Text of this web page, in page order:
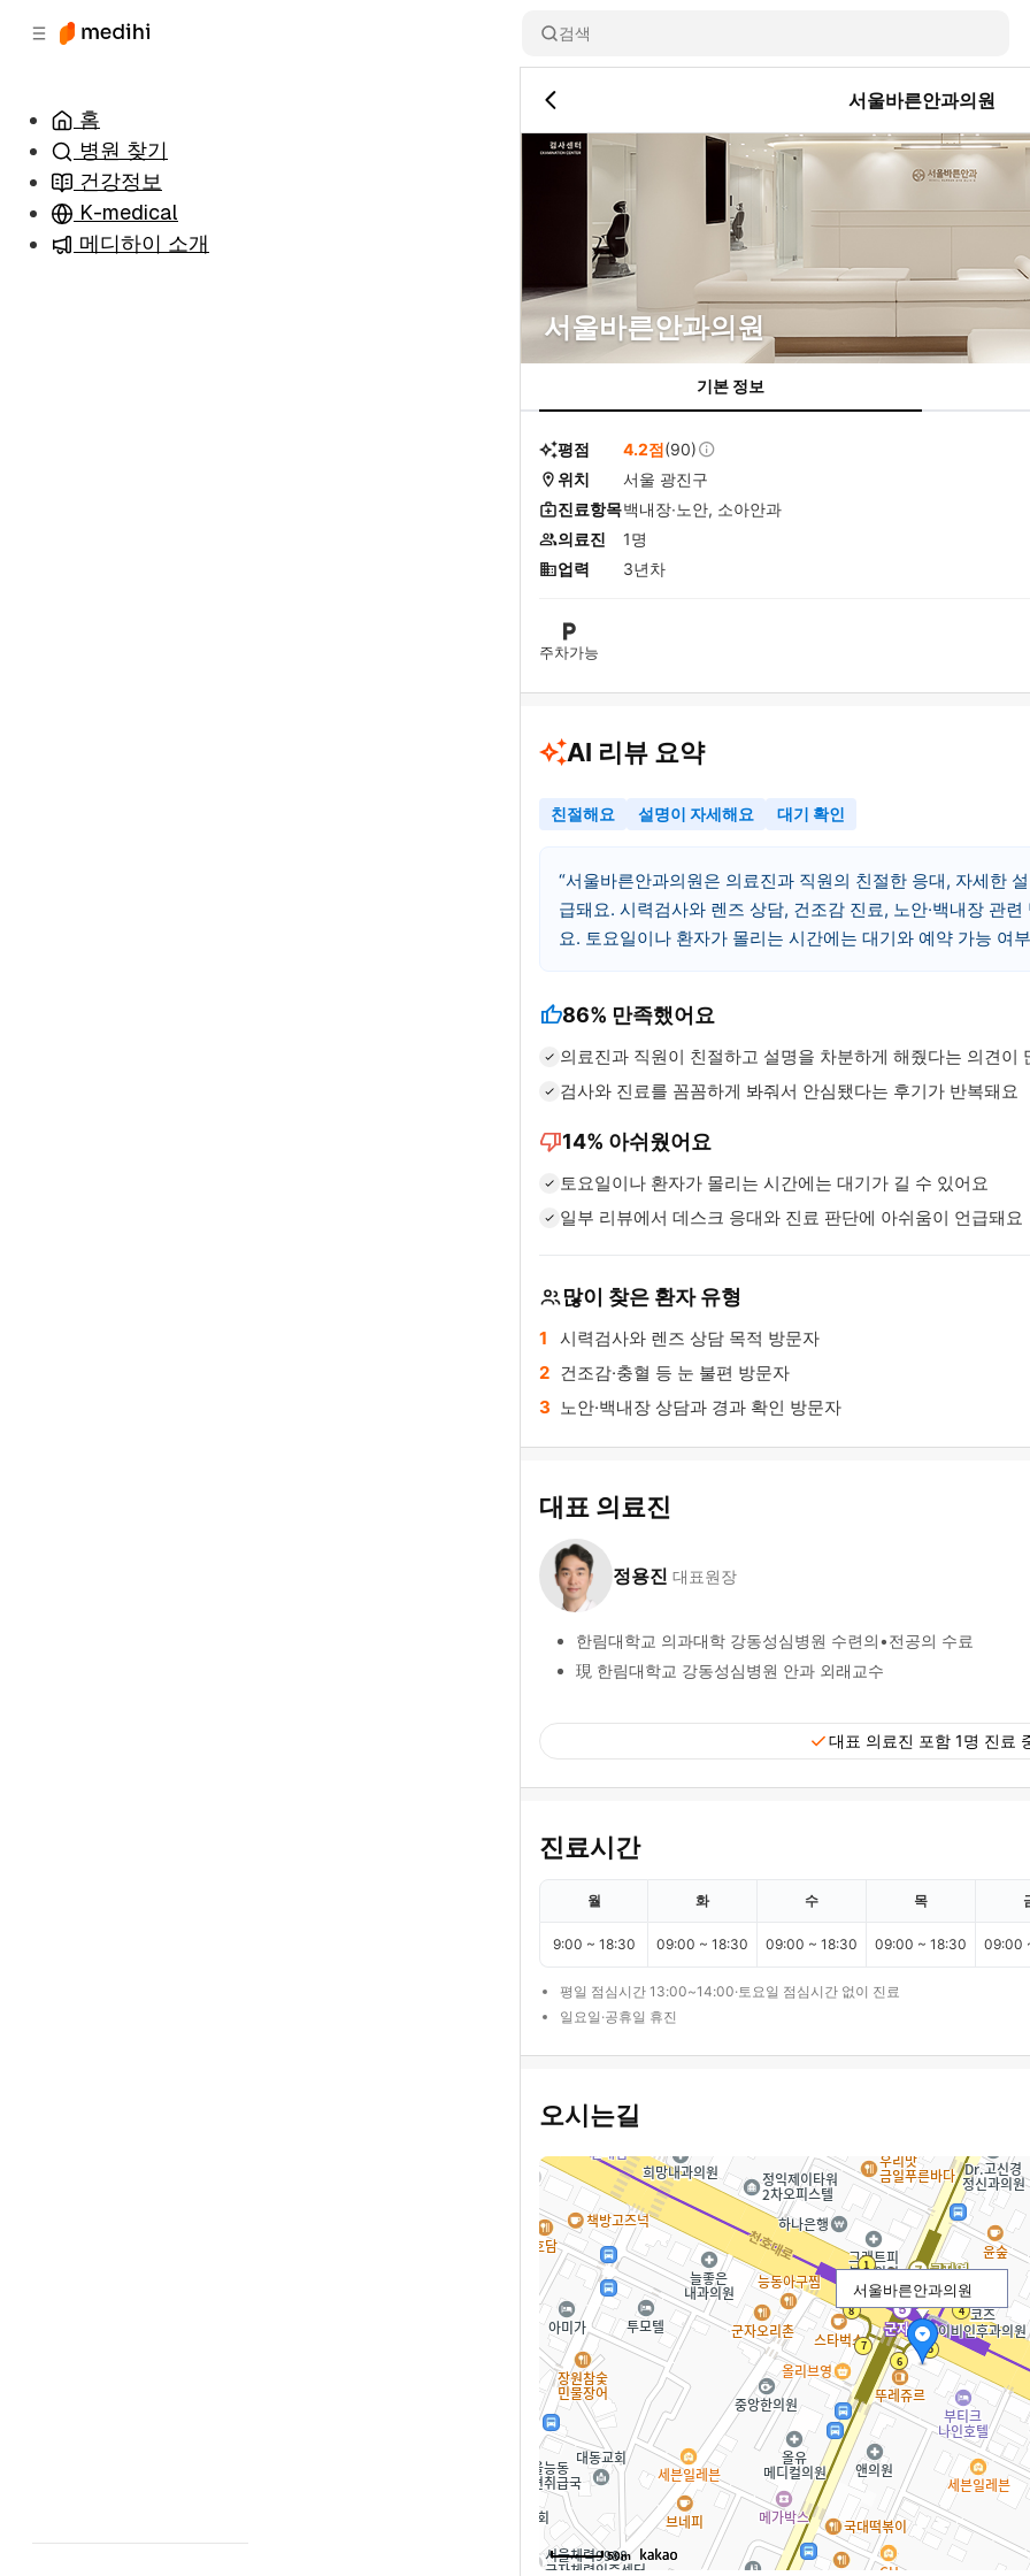
검색
홈
병원 찾기
건강정보
K-medical
메디하이 소개
서울바른안과의원
서울바른안과의원
기본 정보
평점 4.2점(90)
위치
서울 광진구
진료항목백내장∙노안, 소아안과
의료진
1명
업력
3년차
주차가능
AI 리뷰 요약
친절해요 설명이 자세해요 대기 확인
서울바른안과의원은 의료진과 직원의 친절한 응대, 자세한
급돼요. 시력검사와 렌즈 상담, 건조감 진료, 노안·백내장 관
요. 토요일이나 환자가 몰리는 시간에는 대기와 예약 가능 여
thumb_up86% 만족했어요
의료진과 직원이 친절하고 설명을 차분하게 해줬다는 의견이
검사와 진료를 꼼꼼하게 봐줘서 안심됐다는 후기가 반복돼요
thumb_down14% 아쉬웠어요
토요일이나 환자가 몰리는 시간에는 대기가 길 수 있어요
일부 리뷰에서 데스크 응대와 진료 판단에 아쉬움이 언급돼요
많이 찾은 환자 유형
시력검사와 렌즈 상담 목적 방문자
건조감·충혈 등 눈 불편 방문자
노안·백내장 상담과 경과 확인 방문자
대표 의료진
정용진 대표원장
한림대학교 의과대학 강동성심병원 수련의•전공의 수료
現 한림대학교 강동성심병원 안과 외래교수
check대표 의료진 포함 1명 진료
진료시간
월 화 수 목
9:00 ~ 18:30 09:00 ~ 18:30 09:00 ~ 18:30 09:00 ~ 18:30 09:00
평일 점심시간 13:00~14:00·토요일 점심시간 없이 진료
일요일·공휴일 휴진
오시는길
서울바른안과의원
50m